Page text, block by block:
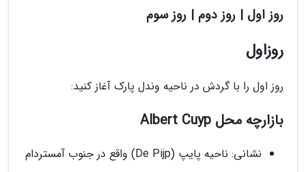
روز اول | روز دوم | روز سوم
روزاول
روز اول را با گردش در ناحیه وندل پارک آغاز کنید:
بازارچه محل Albert Cuyp
نشانی: ناحیه پایپ (De Pijp) واقع در جنوب آمستردام